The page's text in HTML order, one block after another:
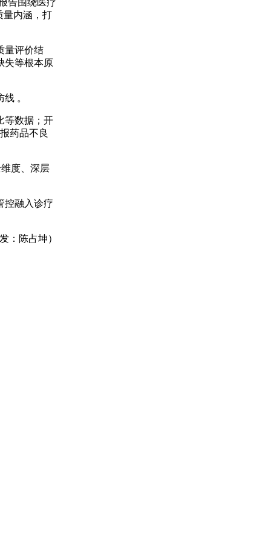
告围绕医疗
量内涵，打
量评价结
失等根本原
。
等数据；开
药品不良
度、深层
控融入诊疗
：陈占坤）